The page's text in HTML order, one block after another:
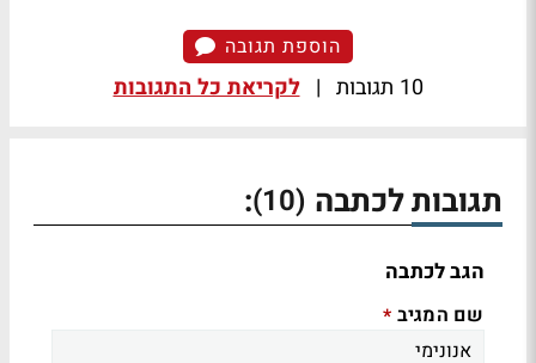
הוספת תגובה
10 תגובות | לקריאת כל התגובות
תגובות לכתבה (10)
:
הגב לכתבה
שם המגיב *